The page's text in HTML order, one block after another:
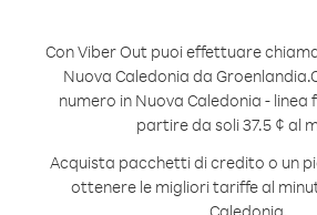
Con Viber Out puoi effettuare
Nuova Caledonia da Groenlandia.
numero in Nuova Caledonia - linea
partire da soli 37.5 ¢ al
Acquista pacchetti di credito o un
ottenere le migliori tariffe al